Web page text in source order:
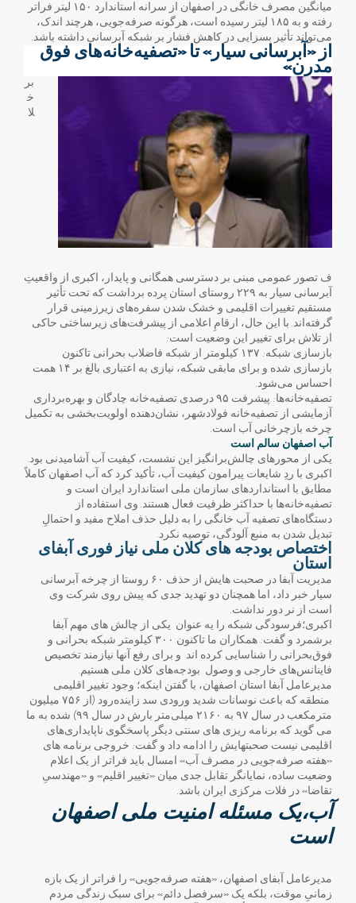
میانگین مصرف خانگی در اصفهان از سرانه استاندارد ۱۵۰ لیتر فراتر
رفته و به ۱۸۵ لیتر رسیده است، هرگونه صرفه‌جویی، هرچند اندک،
می‌تواند تأثیر بسزایی در کاهش فشار بر شبکه آبرسانی داشته باشد.
از «آبرسانی سیار» تا «تصفیه‌خانه‌های فوق
مدرن»
بر
خ
لا
ف تصور عمومی مبنی بر دسترسی همگانی و پایدار، اکبری از واقعیتِ
آبرسانی سیار به ۲۲۹ روستای استان پرده برداشت که تحت تأثیر
مستقیم تغییرات اقلیمی و خشک شدن سفره‌های زیرزمینی قرار
گرفته‌اند. با این حال، ارقامِ اعلامی از پیشرفت‌های زیرساختی حاکی
از تلاش برای تغییر این وضعیت است:
بازسازی شبکه: ۱۳۷ کیلومتر از شبکه فاضلاب بحرانی تاکنون
بازسازی شده و برای مابقی شبکه، نیازی به اعتباری بالغ بر ۱۴ همت
احساس می‌شود.
تصفیه‌خانه‌ها: پیشرفت ۹۵ درصدی تصفیه‌خانه چادگان و بهره‌برداری
آزمایشی از تصفیه‌خانه فولادشهر، نشان‌دهنده اولویت‌بخشی به تکمیل
چرخه بازچرخانی آب است.
آب اصفهان سالم است
یکی از محورهای چالش‌برانگیز این نشست، کیفیت آب آشامیدنی بود.
اکبری با ردِ شایعات پیرامون کیفیت آب، تأکید کرد که آب اصفهان کاملاً
مطابق با استانداردهای سازمان ملی استاندارد ایران است و
تصفیه‌خانه‌ها با حداکثر ظرفیت فعال هستند. وی استفاده از
دستگاه‌های تصفیه آب خانگی را به دلیل حذف املاح مفید و احتمالِ
تبدیل شدن به منبع آلودگی، توصیه نکرد.
اختصاص بودجه های کلان ملی نیاز فوری آبفای
استان
مدیریت آبفا در صحبت هایش از حذف ۶۰ روستا از چرخه آبرسانی
سیار خبر داد، اما همچنان دو تهدید جدی که پیش روی شرکت وی
است از نر دور نداشت.
اکبری؛فرسودگی شبکه را یه عنوان یکی از چالش های مهم آبفا
برشمرد و گفت: همکاران ما تاکنون ۳۰۰ کیلومتر شبکه بحرانی و
فوق‌بحرانی را شناسایی کرده اند و برای رفع آنها نیازمند تخصیص
فاینانس‌های خارجی و وصول بودجه‌های کلان ملی هستیم.
مدیرعامل آبفا استان اصفهان، با گفتن اینکه؛ وجود تغییر اقلیمی
منطقه که باعث نوسانات شدید ورودی سد زاینده‌رود (از ۷۵۶ میلیون
مترمکعب در سال ۹۷ به ۲۱۶۰ میلی‌متر بارش در سال ۹۹) شده به ما
می گوید که برنامه ریزی های سنتی دیگر پاسخگوی ناپایداری‌های
اقلیمی نیست صحبتهایش را ادامه داد و گفت: خروجی برنامه های
«هفته صرفه‌جویی در مصرف آب» امسال باید فراتر از یک اعلام
وضعیت ساده، نمایانگر تقابل جدی میان «تغییر اقلیم» و «مهندسیِ
تقاضا» در فلات مرکزی ایران باشد.
آب،یک مسئله امنیت ملی اصفهان
است
مدیرعامل آبفای اصفهان، «هفته صرفه‌جویی» را فراتر از یک بازه
زمانیِ موقت، بلکه یک «سرفصل دائم» برای سبک زندگی مردم